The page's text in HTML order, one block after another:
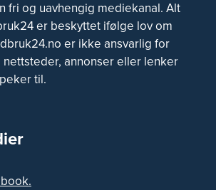
fri og uavhengig mediekanal. Alt
er beskyttet ifølge lov om
er ikke ansvarlig for
nettsteder, annonser eller lenker
til.